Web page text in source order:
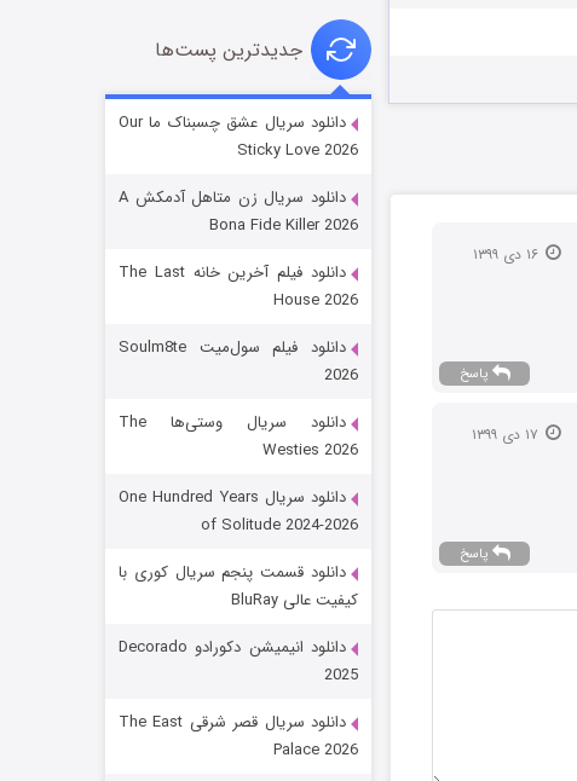
۱۶ دی ۱۳۹۹
پاسخ
پاسخ
قسمت2 (زیرنویس)
شکست استوارت در نجات جهان
قسمت7 (زیرنویس)
جدیدترین پست‌ها
دانلود سریال عشق چسبناک ما Our
Sticky Love 2026
دانلود سریال زن متاهل آدمکش A
Bona Fide Killer 2026
دانلود فیلم آخرین خانه The Last
House 2026
دانلود فیلم سول‌میت Soulm8te
2026
دانلود سریال وستی‌ها The
Westies 2026
دانلود سریال One Hundred Years
of Solitude 2024-2026
دانلود قسمت پنجم سریال کوری با
کیفیت عالی BluRay
دانلود انیمیشن دکورادو Decorado
2025
دانلود سریال قصر شرقی The East
Palace 2026